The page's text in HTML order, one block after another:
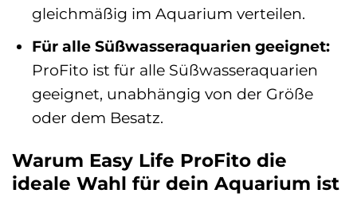
gleichmäßig im Aquarium verteilen.
Für alle Süßwasseraquarien geeignet:
ProFito ist für alle Süßwasseraquarien
geeignet, unabhängig von der Größe
oder dem Besatz.
Warum Easy Life ProFito die
ideale Wahl für dein Aquarium ist